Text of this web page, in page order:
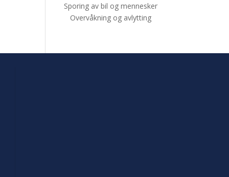
Sporing av bil og mennesker
Overvåkning og avlytting